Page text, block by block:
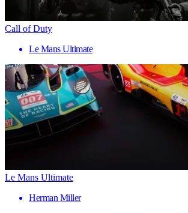
Call of Duty
Le Mans Ultimate
Le Mans Ultimate
Herman Miller